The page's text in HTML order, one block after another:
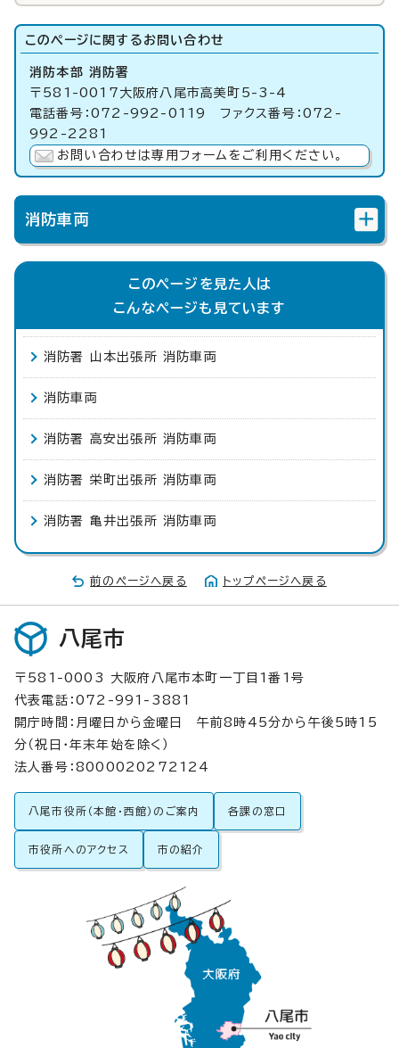
このページに関する お問い合わせ
消防本部 消防署
〒581-0017大阪府八尾市高美町5-3-4
電話番号：072-992-0119 ファクス番号：072-
992-2281
お問い合わせは専用フォームをご利用ください。
消防車両
このページを見た人は
こんなページも見ています
消防署 山本出張所 消防車両
消防車両
消防署 高安出張所 消防車両
消防署 栄町出張所 消防車両
消防署 亀井出張所 消防車両
前のページへ戻る トップページへ戻る
八尾市
〒581-0003 大阪府八尾市本町一丁目1番1号
代表電話：072-991-3881
開庁時間：月曜日から金曜日 午前8時45分から午後5時15
分（祝日・年末年始を除く）
法人番号：8000020272124
八尾市役所（本館・西館）のご案内 各課の窓口
市役所へのアクセス 市の紹介